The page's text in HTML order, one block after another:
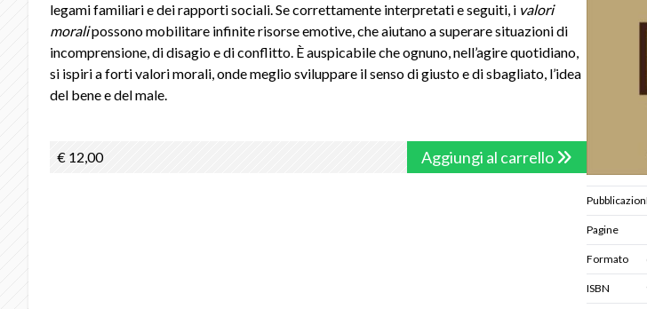
legami familiari e dei rapporti sociali. Se correttamente interpretati e seguiti, i valori
moralipossono mobilitare infinite risorse emotive, che aiutano a superare situazioni di
incomprensione, di disagio e di conflitto. È auspicabile che ognuno, nell’agire quotidiano,
si ispiri a forti valori morali, onde meglio sviluppare il senso di giusto e di sbagliato, l’idea
del bene e del male.
€ 12,00 Aggiungi al carrello
Pagine
Formato
ISBN